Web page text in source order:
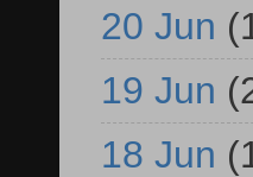
20 Jun
19 Jun
18 Jun